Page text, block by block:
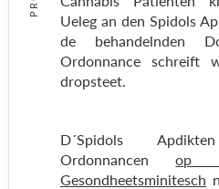
Ueleg an den Spidols
de behandelnden
Ordonnance schreift
dropsteet.
D´Spidols
Ordonnancenop
Gesondheetsminitesch